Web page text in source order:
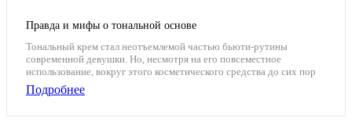
Правда и мифы о тональной основе
Тональный крем стал неотъемлемой частью бьюти-рутины
современной девушки. Но, несмотря на его повсеместное
использование, вокруг этого косметического средства до сих пор
вьётся множество мифов и заблуждений.
Подробнее